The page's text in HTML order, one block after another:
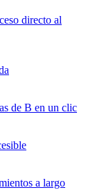
directo al
de B en un clic
a largo